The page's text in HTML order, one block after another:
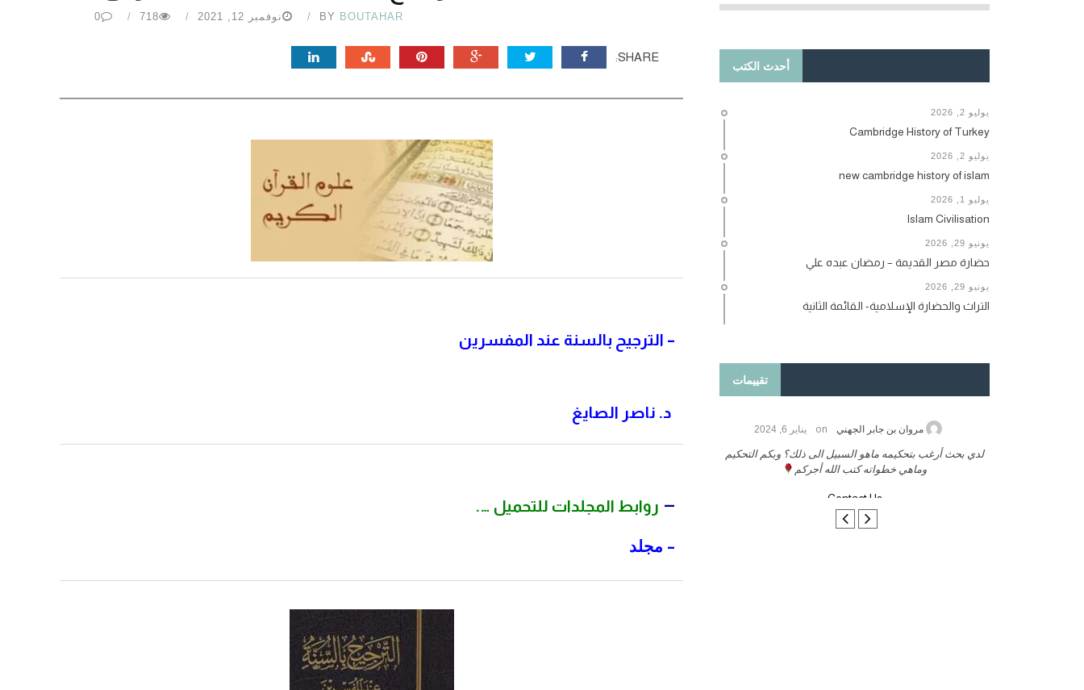
BY BOUTAHAR نوفمبر 12, 2021 718
0
SHARE:
– الترجيح بالسنة عند المفسرين
د. ناصر الصايغ
– روابط المجلدات للتحميل ….
– مجلد
أحدث الكتب
يوليو 2, 2026
Cambridge History of Turkey
يوليو 2, 2026
new cambridge history of islam
يوليو 1, 2026
Islam Civilisation
يونيو 29, 2026
حضارة مصر القديمة – رمضان عبده علي
يونيو 29, 2026
التراث والحضارة الإسلامية- القائمة الثانية
تقييمات
مروان بن جابر الجهني on يناير 6, 2024
لدي بحث أرغب بتحكيمه ماهو السبيل الى ذلك؟ وبكم التحكيم
وماهي خطواته كتب الله أجركم
Contact Us